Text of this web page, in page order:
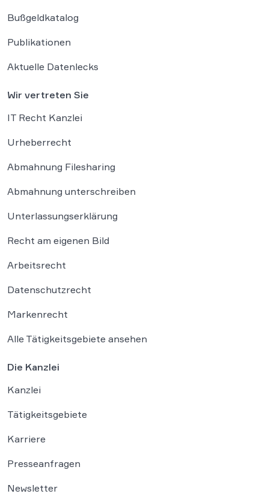
Bußgeldkatalog
Publikationen
Aktuelle Datenlecks
Wir vertreten Sie
IT Recht Kanzlei
Urheberrecht
Abmahnung Filesharing
Abmahnung unterschreiben
Unterlassungserklärung
Recht am eigenen Bild
Arbeitsrecht
Datenschutzrecht
Markenrecht
Alle Tätigkeitsgebiete ansehen
Die Kanzlei
Kanzlei
Tätigkeitsgebiete
Karriere
Presseanfragen
Newsletter